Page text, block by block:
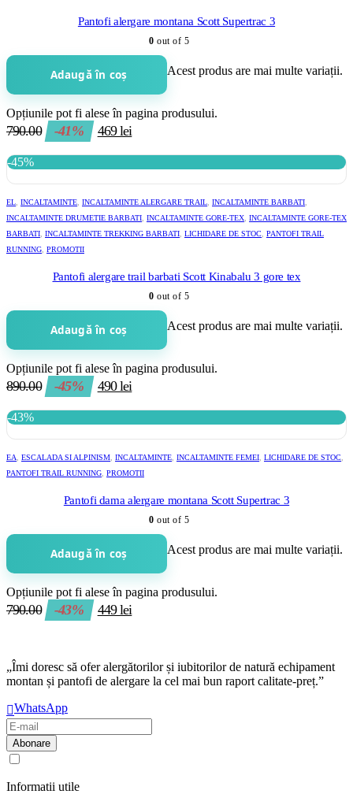
Pantofi alergare montana Scott Supertrac 3
0 out of 5
Adaugă în coș Acest produs are mai multe variații.
Opțiunile pot fi alese în pagina produsului.
790.00 -41% 469lei
-45%
EL INCALTAMINTE INCALTAMINTE ALERGARE TRAIL INCALTAMINTE BARBATI
INCALTAMINTE DRUMETIE BARBATI INCALTAMINTE GORE-TEX INCALTAMINTE GORE-TEX
BARBATI INCALTAMINTE TREKKING BARBATI LICHIDARE DE STOC PANTOFI TRAIL
RUNNING PROMOTII
Pantofi alergare trail barbati Scott Kinabalu 3 gore tex
0 out of 5
Adaugă în coș Acest produs are mai multe variații.
Opțiunile pot fi alese în pagina produsului.
890.00 -45% 490lei
-43%
EA ESCALADA SI ALPINISM INCALTAMINTE INCALTAMINTE FEMEI LICHIDARE DE STOC
PANTOFI TRAIL RUNNING PROMOTII
Pantofi dama alergare montana Scott Supertrac 3
0 out of 5
Adaugă în coș Acest produs are mai multe variații.
Opțiunile pot fi alese în pagina produsului.
790.00 -43% 449lei
„Îmi doresc să ofer alergătorilor și iubitorilor de natură echipament
montan și pantofi de alergare la cel mai bun raport calitate-preț.”
WhatsApp
Informatii utile